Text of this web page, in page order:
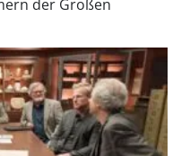
der Großen